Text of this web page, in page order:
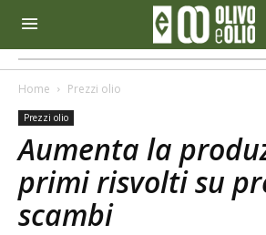
Home Prezzi olio
Prezzi olio
Aumenta la
primi risvolti su
scambi